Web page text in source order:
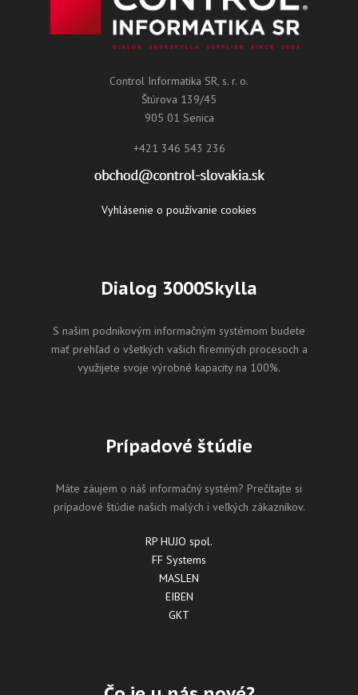
Control Informatika SR, s. r. o.
Štúrova 139/45
905 01 Senica
+421 346 543 236
Vyhlásenie o používanie cookies
Dialog 3000Skylla
S našim podnikovým informačným systémom budete
mať prehľad o všetkých vašich firemných procesoch a
využijete svoje výrobné kapacity na 100%.
Prípadové štúdie
Máte záujem o náš informačný systém? Prečítajte si
prípadové štúdie našich malých i veľkých zákazníkov.
RP HUJO spol.
FF Systems
MASLEN
EIBEN
GKT